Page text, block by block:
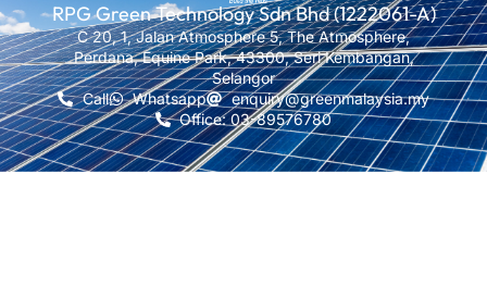
RPG Green Technology Sdn Bhd (1222061-A)
C 20, 1, Jalan Atmosphere 5, The Atmosphere,
Perdana, Equine Park, 43300, Seri Kembangan,
Selangor
Call
Whatsapp
enquiry@greenmalaysia.my
Office: 03-89576780